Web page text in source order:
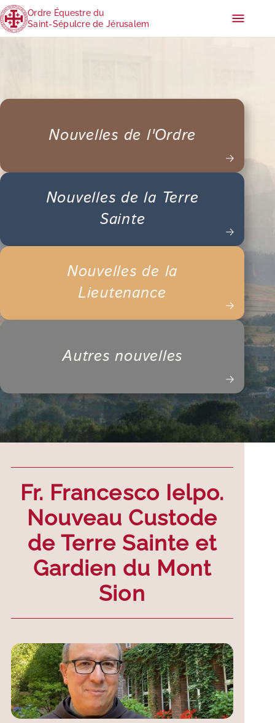
Ordre Équestre du
Saint-Sépulcre de Jérusalem
Nouvelles de l'Ordre
Nouvelles de la Terre
Sainte
Nouvelles de la
Lieutenance
Autres nouvelles
Fr. Francesco Ielpo.
Nouveau Custode
de Terre Sainte et
Gardien du Mont
Sion